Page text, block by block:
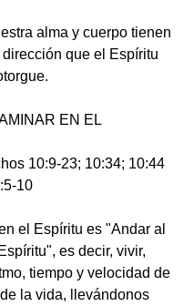
alma y cuerpo tienen
que el Espíritu
EN EL
10:9-23; 10:34; 10:44
10
el Espíritu es "Andar al
es decir, vivir,
tiempo y velocidad de
la vida, llevándonos